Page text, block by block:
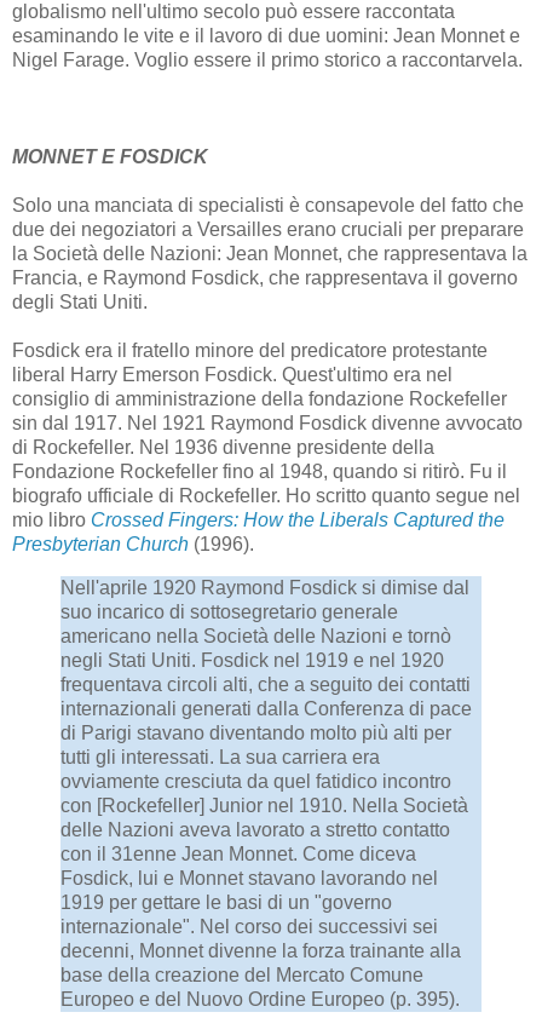
globalismo nell'ultimo secolo può essere raccontata
esaminando le vite e il lavoro di due uomini: Jean Monnet e
Nigel Farage. Voglio essere il primo storico a raccontarvela.
MONNET E FOSDICK
Solo una manciata di specialisti è consapevole del fatto che
due dei negoziatori a Versailles erano cruciali per preparare
la Società delle Nazioni: Jean Monnet, che rappresentava la
Francia, e Raymond Fosdick, che rappresentava il governo
degli Stati Uniti.
Fosdick era il fratello minore del predicatore protestante
liberal Harry Emerson Fosdick. Quest'ultimo era nel
consiglio di amministrazione della fondazione Rockefeller
sin dal 1917. Nel 1921 Raymond Fosdick divenne avvocato
di Rockefeller. Nel 1936 divenne presidente della
Fondazione Rockefeller fino al 1948, quando si ritirò. Fu il
biografo ufficiale di Rockefeller. Ho scritto quanto segue nel
mio libro Crossed Fingers: How the Liberals Captured the
Presbyterian Church (1996).
Nell'aprile 1920 Raymond Fosdick si dimise dal
suo incarico di sottosegretario generale
americano nella Società delle Nazioni e tornò
negli Stati Uniti. Fosdick nel 1919 e nel 1920
frequentava circoli alti, che a seguito dei contatti
internazionali generati dalla Conferenza di pace
di Parigi stavano diventando molto più alti per
tutti gli interessati. La sua carriera era
ovviamente cresciuta da quel fatidico incontro
con [Rockefeller] Junior nel 1910. Nella Società
delle Nazioni aveva lavorato a stretto contatto
con il 31enne Jean Monnet. Come diceva
Fosdick, lui e Monnet stavano lavorando nel
1919 per gettare le basi di un "governo
internazionale". Nel corso dei successivi sei
decenni, Monnet divenne la forza trainante alla
base della creazione del Mercato Comune
Europeo e del Nuovo Ordine Europeo (p. 395).